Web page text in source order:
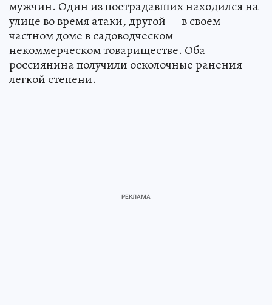
мужчин. Один из пострадавших находился на
улице во время атаки, другой — в своем
частном доме в садоводческом
некоммерческом товариществе. Оба
россиянина получили осколочные ранения
легкой степени.